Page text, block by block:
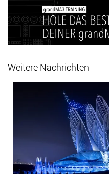
Weitere Nachrichten